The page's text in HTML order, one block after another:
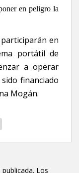
en peligro la
en
portátil de
a operar
financiado
Mogán.
Los